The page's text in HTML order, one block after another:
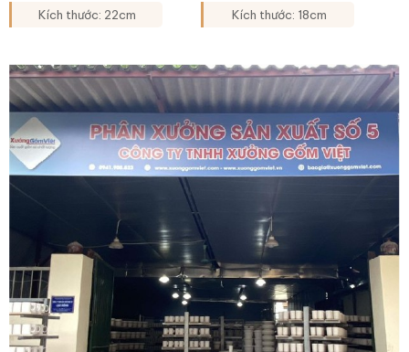
Kích thước: 22cm Kích thước: 18cm